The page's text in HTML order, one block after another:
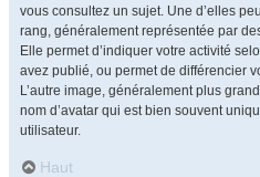
vous consultez un sujet. Une d’elles
rang, généralement représentée par
Elle permet d’indiquer votre activité
avez publié, ou permet de différencier
L’autre image, généralement plus
nom d’avatar qui est bien souvent
utilisateur.
Haut